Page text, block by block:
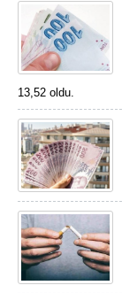
13,52 oldu.